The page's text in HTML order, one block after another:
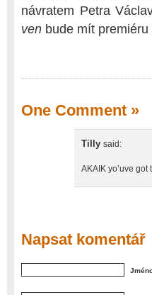
návratem Petra
ven bude mít
One Comment »
Tilly said:
AKAIK yo’uve
Napsat komentář